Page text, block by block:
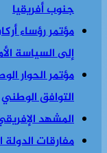
جنوب أفريقيا
إلى السياسة
مؤتمر الحوار
التوافق الوطني
المشهد الإفريقي
مفارقات